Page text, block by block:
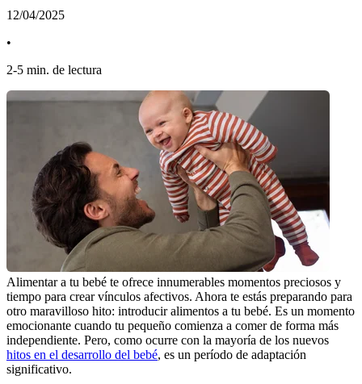
12/04/2025
•
2-5 min. de lectura
Alimentar a tu bebé te ofrece innumerables momentos preciosos y
tiempo para crear vínculos afectivos. Ahora te estás preparando para
otro maravilloso hito: introducir alimentos a tu bebé. Es un momento
emocionante cuando tu pequeño comienza a comer de forma más
hitos en el desarrollo del bebé, es un período de adaptación
significativo.